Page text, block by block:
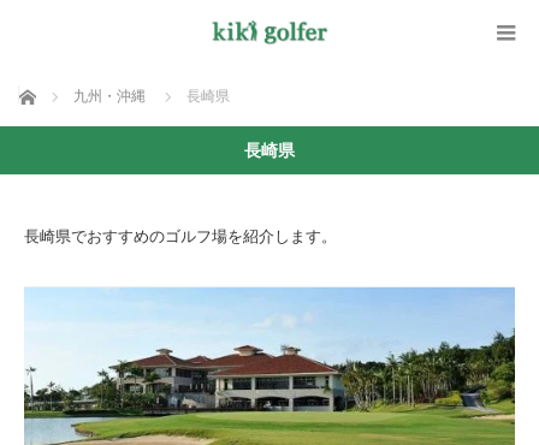
ホーム 九州・沖縄 長崎県
長崎県
長崎県でおすすめのゴルフ場を紹介します。